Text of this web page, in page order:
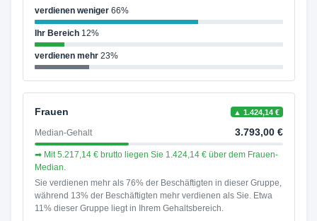
verdienen weniger66%
Ihr Bereich12%
verdienen mehr23%
Frauen ▲ 1.424,14 €
Median-Gehalt 3.793,00 €
➡ Mit 5.217,14 € brutto liegen Sie 1.424,14 € über dem Frauen-
Median.
Sie verdienen mehr als 76% der Beschäftigten in dieser Gruppe,
während 13% der Beschäftigten mehr verdienen als Sie. Etwa
11% dieser Gruppe liegt in Ihrem Gehaltsbereich.